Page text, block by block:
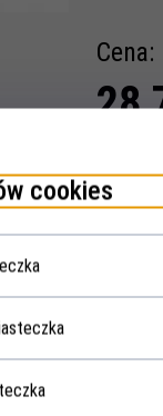
Cena:
28,
cookies